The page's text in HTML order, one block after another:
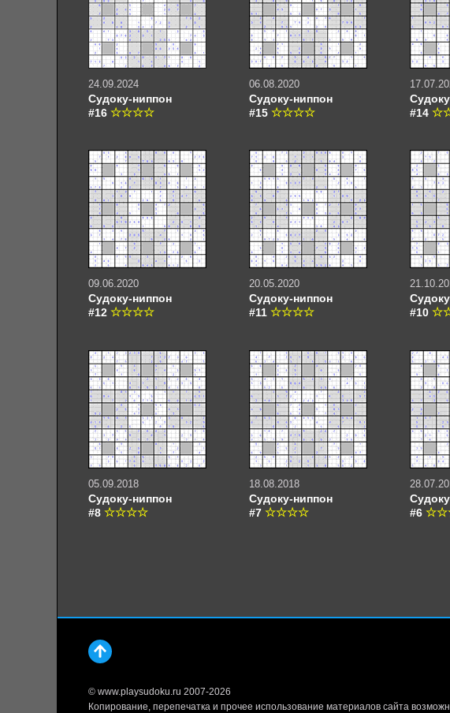
24.09.2024
Судоку-ниппон
#16
06.08.2020
Судоку-ниппон
#15
#14
09.06.2020
Судоку-ниппон
#12
20.05.2020
Судоку-ниппон
#11
#10
05.09.2018
Судоку-ниппон
#8
18.08.2018
Судоку-ниппон
#7
#6
© www.playsudoku.ru 2007-2026
Копирование, перепечатка и прочее использование материалов сайта